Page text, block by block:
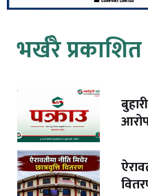
भर्खरै प्रकाशित